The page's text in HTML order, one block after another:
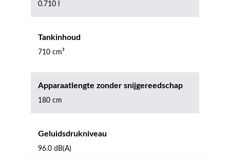
0.710 l
Tankinhoud
710 cm³
Apparaatlengte zonder snijgereedschap
180 cm
Geluidsdrukniveau
96.0 dB(A)